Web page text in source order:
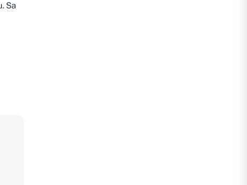
Sa